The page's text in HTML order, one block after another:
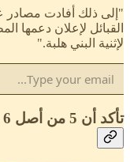
"إلى ذلك أفادت مصادر
القبائل لإعلان دعمها
لإثنية البني هلبة."
تأكد أن 5 من أصل 6 من الأسرى على قيد الحياة